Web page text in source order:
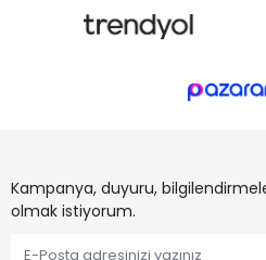
Kampanya, duyuru,
olmak istiyorum.